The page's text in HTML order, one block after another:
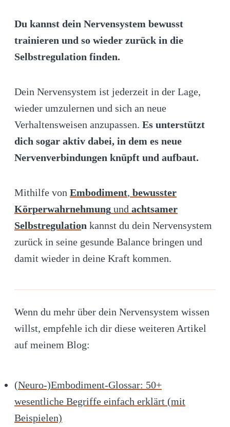
Du kannst dein Nervensystem bewusst
trainieren und so wieder zurück in die
Selbstregulation finden.
Dein Nervensystem ist jederzeit in der Lage,
wieder umzulernen und sich an neue
Verhaltensweisen anzupassen. Es unterstützt
dich sogar aktiv dabei, in dem es neue
Nervenverbindungen knüpft und aufbaut.
Mithilfe von Embodiment, bewusster
Körperwahrnehmung und achtsamer
Selbstregulation kannst du dein Nervensystem
zurück in seine gesunde Balance bringen und
damit wieder in deine Kraft kommen.
Wenn du mehr über dein Nervensystem wissen
willst, empfehle ich dir diese weiteren Artikel
auf meinem Blog:
(Neuro-)Embodiment-Glossar: 50+
wesentliche Begriffe einfach erklärt (mit
Beispielen)